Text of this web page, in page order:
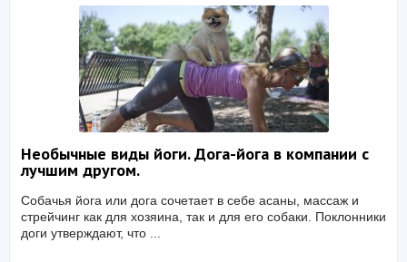
Необычные виды йоги. Дога-йога в компании с
лучшим другом.
Собачья йога или дога сочетает в себе асаны, массаж и
стрейчинг как для хозяина, так и для его собаки. Поклонники
доги утверждают, что ...